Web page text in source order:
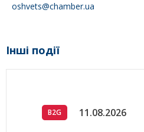
oshvets@chamber.ua
Інші події
B2G 11.08.2026